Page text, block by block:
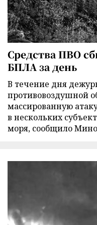
Средства ПВО
БПЛА за день
В течение дня
противовоздушной
массированную
в нескольких
моря, сообщило